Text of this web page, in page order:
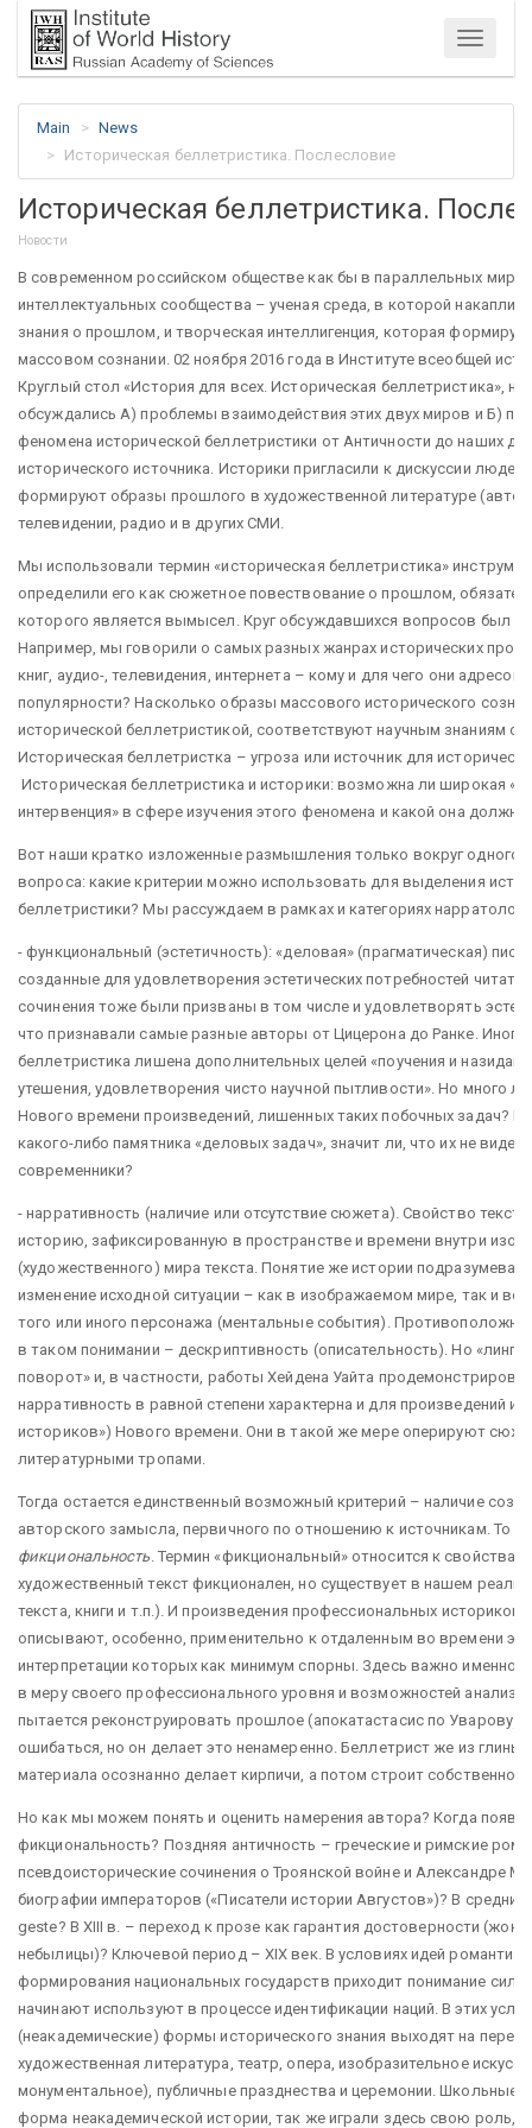
Menu
Main
News
Историческая беллетристика. Послесловие
Историческая беллетристика.
Новости
В современном российском обществе как бы в параллельных
интеллектуальных сообщества – ученая среда, в которой
знания о прошлом, и творческая интеллигенция, которая
массовом сознании. 02 ноября 2016 года в Институте всеобщей
Круглый стол «История для всех. Историческая беллетристика»,
обсуждались А) проблемы взаимодействия этих двух миров и Б)
феномена исторической беллетристики от Античности до наших
исторического источника. Историки пригласили к дискуссии
формируют образы прошлого в художественной литературе
телевидении, радио и в других СМИ.
Мы использовали термин «историческая беллетристика»
определили его как сюжетное повествование о прошлом,
которого является вымысел. Круг обсуждавшихся вопросов был
Например, мы говорили о самых разных жанрах исторических
книг, аудио-, телевидения, интернета – кому и для чего они
популярности? Насколько образы массового исторического
исторической беллетристикой, соответствуют научным знаниям о
Историческая беллетристка – угроза или источник для
Историческая беллетристика и историки: возможна ли широкая
интервенция» в сфере изучения этого феномена и какой она должна
Вот наши кратко изложенные размышления только вокруг одного,
вопроса: какие критерии можно использовать для выделения
беллетристики? Мы рассуждаем в рамках и категориях
- функциональный (эстетичность): «деловая» (прагматическая)
созданные для удовлетворения эстетических потребностей
сочинения тоже были призваны в том числе и удовлетворять
что признавали самые разные авторы от Цицерона до Ранке.
беллетристика лишена дополнительных целей «поучения и
утешения, удовлетворения чисто научной пытливости». Но много ли
Нового времени произведений, лишенных таких побочных задач? И
какого-либо памятника «деловых задач», значит ли, что их не видел
современники?
- нарративность (наличие или отсутствие сюжета). Свойство
историю, зафиксированную в пространстве и времени внутри
(художественного) мира текста. Понятие же истории
изменение исходной ситуации – как в изображаемом мире, так и во
того или иного персонажа (ментальные события).
в таком понимании – дескриптивность (описательность). Но
поворот» и, в частности, работы Хейдена Уайта
нарративность в равной степени характерна и для произведений
историков») Нового времени. Они в такой же мере оперируют
литературными тропами.
Тогда остается единственный возможный критерий – наличие
авторского замысла, первичного по отношению к источникам. То
фикциональность . Термин «фикциональный» относится к свойствам
художественный текст фикционален, но существует в нашем
текста, книги и т.п.). И произведения профессиональных
описывают, особенно, применительно к отдаленным во времени
интерпретации которых как минимум спорны. Здесь важно именно
в меру своего профессионального уровня и возможностей
пытается реконструировать прошлое (апокатастасис по Уварову).
ошибаться, но он делает это ненамеренно. Беллетрист же из глины
материала осознанно делает кирпичи, а потом строит собственное
Но как мы можем понять и оценить намерения автора? Когда
фикциональность? Поздняя античность – греческие и римские
псевдоисторические сочинения о Троянской войне и Александре
биографии императоров («Писатели истории Августов»)? В
geste? В XIII в. – переход к прозе как гарантия достоверности
небылицы)? Ключевой период – XIX век. В условиях идей
формирования национальных государств приходит понимание силы
начинают используют в процессе идентификации наций. В этих
(неакадемические) формы исторического знания выходят на
художественная литература, театр, опера, изобразительное
монументальное), публичные празднества и церемонии. Школьные
форма неакадемической истории, так же играли здесь свою роль,